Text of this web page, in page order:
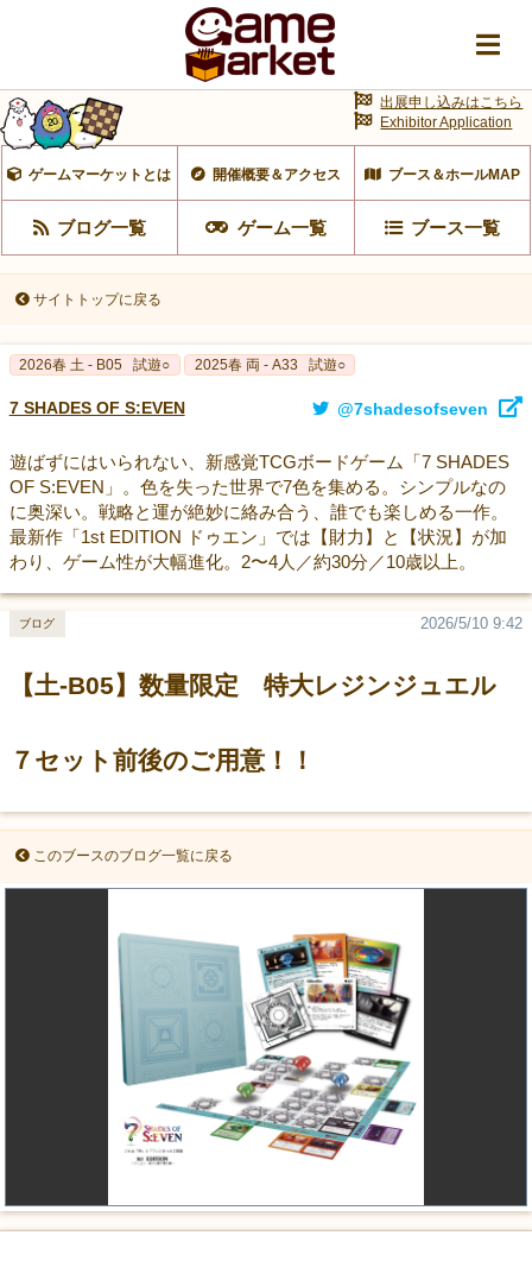
ゲームマーケットとは 開催概要＆アクセス ブース＆ホールMAP
ブログ一覧 ゲーム一覧 ブース一覧
出展申し込みはこちら
Exhibitor Application
サイトトップに戻る
2026春 土 - B05 試遊○ 2025春 両 - A33 試遊○
7 SHADES OF S:EVEN @7shadesofseven
遊ばずにはいられない、新感覚TCGボードゲーム「7 SHADES
OF S:EVEN」。色を失った世界で7色を集める。シンプルなの
に奥深い。戦略と運が絶妙に絡み合う、誰でも楽しめる一作。
最新作「1st EDITION ドゥエン」では【財力】と【状況】が加
わり、ゲーム性が大幅進化。2〜4人／約30分／10歳以上。
【土-B05】数量限定 特大レジンジュエル
７セット前後のご用意！！
2026/5/10 9:42
ブログ
このブースのブログ一覧に戻る